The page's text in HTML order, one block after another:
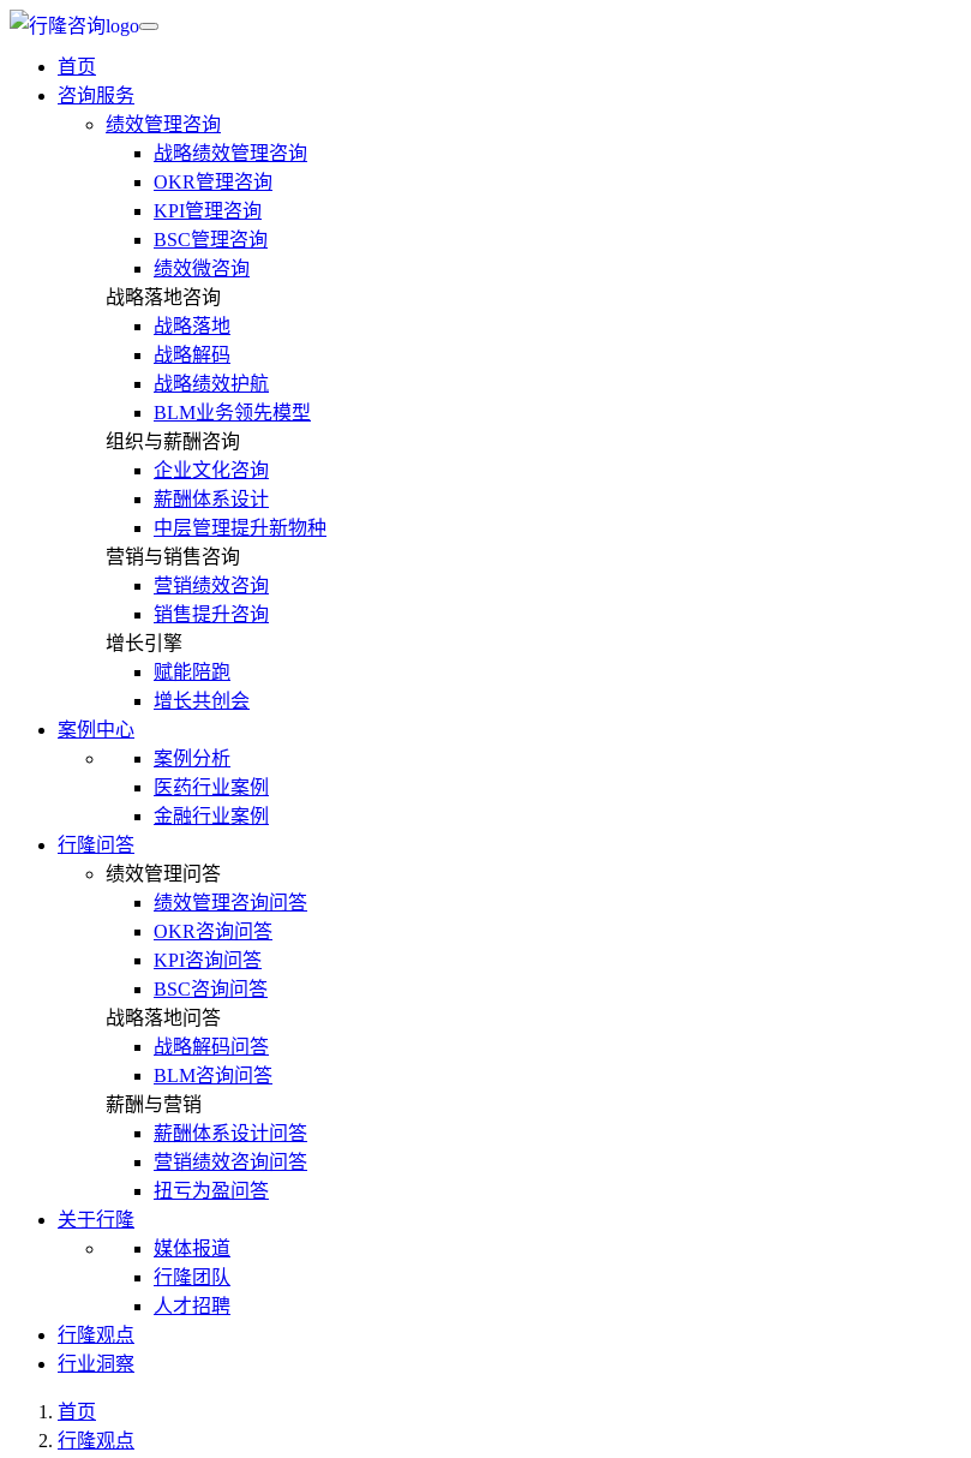
首页
咨询服务
绩效管理咨询
战略绩效管理咨询
OKR管理咨询
KPI管理咨询
BSC管理咨询
绩效微咨询
战略落地咨询
战略落地
战略解码
战略绩效护航
BLM业务领先模型
组织与薪酬咨询
企业文化咨询
薪酬体系设计
中层管理提升新物种
营销与销售咨询
营销绩效咨询
销售提升咨询
增长引擎
赋能陪跑
增长共创会
案例中心
案例分析
医药行业案例
金融行业案例
行隆问答
绩效管理问答
绩效管理咨询问答
OKR咨询问答
KPI咨询问答
BSC咨询问答
战略落地问答
战略解码问答
BLM咨询问答
薪酬与营销
薪酬体系设计问答
营销绩效咨询问答
扭亏为盈问答
关于行隆
媒体报道
行隆团队
人才招聘
行隆观点
行业洞察
首页
行隆观点